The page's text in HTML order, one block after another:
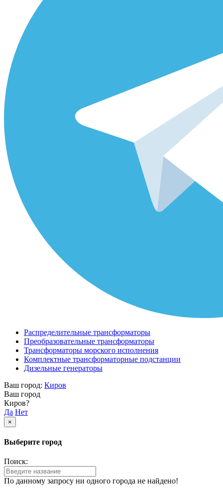
Распределительные трансформаторы
Преобразовательные трансформаторы
Трансформаторы морского исполнения
Комплектные трансформаторные подстанции
Дизельные генераторы
Ваш город: Киров
Ваш город
Киров?
Да Нет
×
Выберите город
Поиск:
По данному запросу ни одного города не найдено!